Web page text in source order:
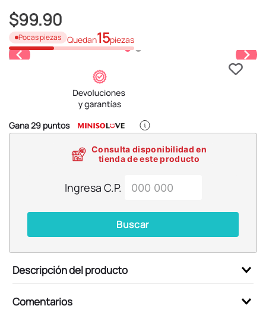
$99.90
Pocas piezas Quedan15piezas
Gana29 puntos
Consulta disponibilidad en
tienda de este producto
Ingresa C.P.
Buscar
Descripción del producto
Comentarios
4.
osito cariñosito
5.
llaveros
9.
chiikawas
cosmetiquera